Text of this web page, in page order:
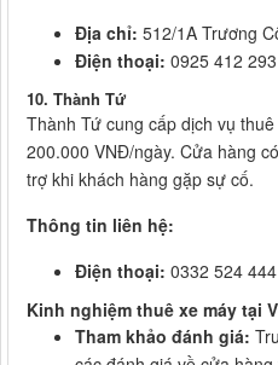
Địa chỉ: 512/1A Trương
Điện thoại: 0925 412 293
10. Thành Tứ
Thành Tứ cung cấp dịch vụ
200.000 VNĐ/ngày. Cửa hàng
trợ khi khách hàng gặp sự cố.
Thông tin liên hệ:
Điện thoại: 0332 524 444
Kinh nghiệm thuê xe máy tại
Tham khảo đánh giá: